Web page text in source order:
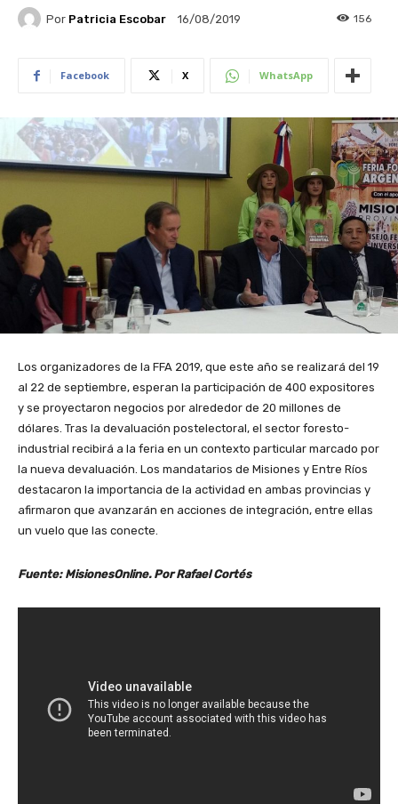
Por Patricia Escobar 16/08/2019 156
Facebook X WhatsApp
Los organizadores de la FFA 2019, que este año se realizará del 19
al 22 de septiembre, esperan la participación de 400 expositores
y se proyectaron negocios por alrededor de 20 millones de
dólares. Tras la devaluación postelectoral, el sector foresto-
industrial recibirá a la feria en un contexto particular marcado por
la nueva devaluación. Los mandatarios de Misiones y Entre Ríos
destacaron la importancia de la actividad en ambas provincias y
afirmaron que avanzarán en acciones de integración, entre ellas
un vuelo que las conecte.
Fuente: MisionesOnline. Por Rafael Cortés